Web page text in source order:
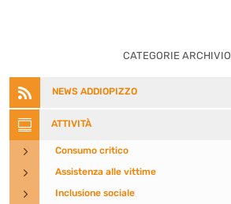
CATEGORIE ARCHIVIO
 NEWS ADDIOPIZZO
 ATTIVITÀ
5 Consumo critico
5 Assistenza alle vittime
5 Inclusione sociale